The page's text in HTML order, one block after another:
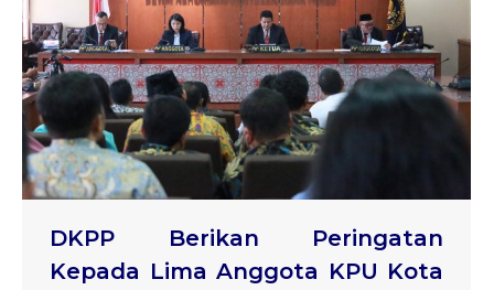
DKPP Berikan Peringatan
Kepada Lima Anggota KPU Kota